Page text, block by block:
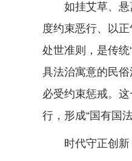
如挂艾草、悬菖
度约束恶行、以
处世准则，是传
具法治寓意的民
必受约束惩戒。
行，形成“国有国
时代守正创新